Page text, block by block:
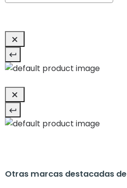
Otras marcas destacadas